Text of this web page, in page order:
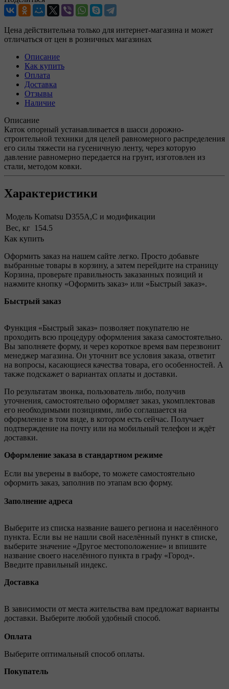
Цена действительна только для интернет-магазина и может
отличаться от цен в розничных магазинах
Описание
Как купить
Оплата
Доставка
Отзывы
Наличие
Описание
Каток опорный устанавливается в шасси дорожно-
строительной техники для целей равномерного распределения
его силы тяжести на гусеничную ленту, через которую
давление равномерно передается на грунт, изготовлен из
стали, методом ковки.
Характеристики
Модель Komatsu D355A,С и модификации
Вес, кг
154.5
Как купить
Оформить заказ на нашем сайте легко. Просто добавьте
выбранные товары в корзину, а затем перейдите на страницу
Корзина, проверьте правильность заказанных позиций и
нажмите кнопку «Оформить заказ» или «Быстрый заказ».
Быстрый заказ
Функция «Быстрый заказ» позволяет покупателю не
проходить всю процедуру оформления заказа самостоятельно.
Вы заполняете форму, и через короткое время вам перезвонит
менеджер магазина. Он уточнит все условия заказа, ответит
на вопросы, касающиеся качества товара, его особенностей. А
также подскажет о вариантах оплаты и доставки.
По результатам звонка, пользователь либо, получив
уточнения, самостоятельно оформляет заказ, укомплектовав
его необходимыми позициями, либо соглашается на
оформление в том виде, в котором есть сейчас. Получает
подтверждение на почту или на мобильный телефон и ждёт
доставки.
Оформление заказа в стандартном режиме
Если вы уверены в выборе, то можете самостоятельно
оформить заказ, заполнив по этапам всю форму.
Заполнение адреса
Выберите из списка название вашего региона и населённого
пункта. Если вы не нашли свой населённый пункт в списке,
выберите значение «Другое местоположение» и впишите
название своего населённого пункта в графу «Город».
Введите правильный индекс.
Доставка
В зависимости от места жительства вам предложат варианты
доставки. Выберите любой удобный способ.
Оплата
Выберите оптимальный способ оплаты.
Покупатель